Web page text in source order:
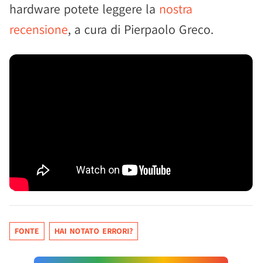
hardware potete leggere la nostra
recensione, a cura di Pierpaolo Greco.
FONTE HAI NOTATO ERRORI?